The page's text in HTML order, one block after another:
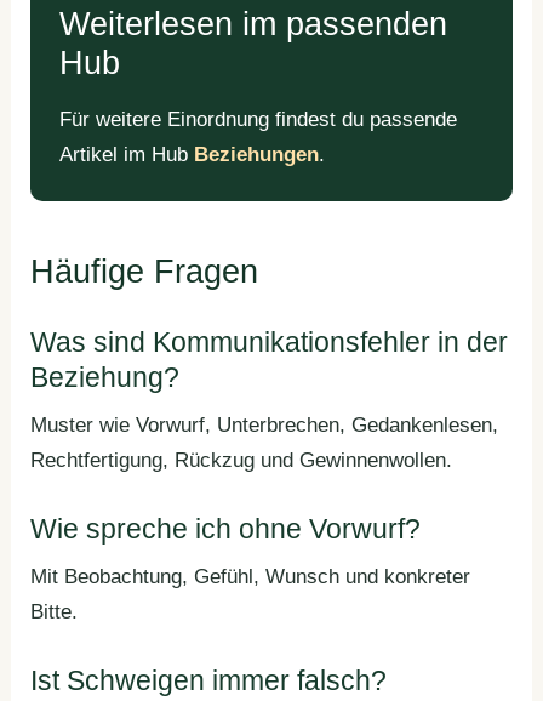
Weiterlesen im passenden
Hub
Für weitere Einordnung findest du passende
Artikel im Hub Beziehungen.
Häufige Fragen
Was sind Kommunikationsfehler in der
Beziehung?
Muster wie Vorwurf, Unterbrechen, Gedankenlesen,
Rechtfertigung, Rückzug und Gewinnenwollen.
Wie spreche ich ohne Vorwurf?
Mit Beobachtung, Gefühl, Wunsch und konkreter
Bitte.
Ist Schweigen immer falsch?